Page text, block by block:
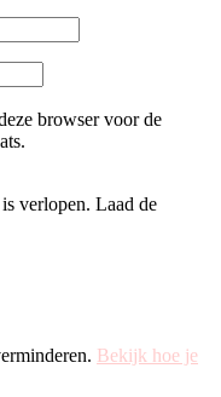
browser voor de
verlopen. Laad de
Bekijk hoe je